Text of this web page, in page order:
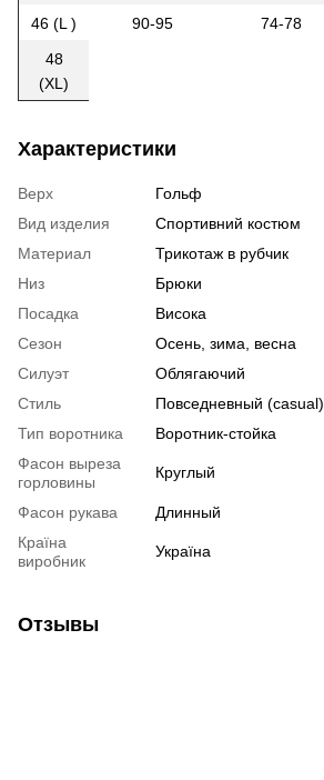
46 (L ) 90-95 74-78
48
(XL)
Характеристики
Верх
Гольф
Вид изделия
Спортивний костюм
Материал
Трикотаж в рубчик
Низ
Брюки
Посадка
Висока
Сезон
Осень, зима, весна
Силуэт
Облягаючий
Стиль
Повседневный (casual)
Тип воротника
Воротник-стойка
Фасон выреза
горловины
Круглый
Фасон рукава
Длинный
Країна
виробник
Україна
Отзывы